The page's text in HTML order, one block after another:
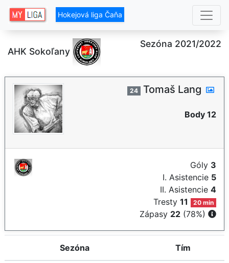
Hokejová liga Čaňa
AHK Sokoľany
Sezóna 2021/2022
24 Tomaš Lang
Body 12
Góly 3
I. Asistencie 5
II. Asistencie 4
Tresty11 20 min
Zápasy 22 (78%)
Sezóna Tím